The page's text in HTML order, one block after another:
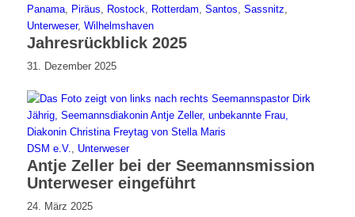
Panama, Piräus, Rostock, Rotterdam, Santos, Sassnitz,
Unterweser, Wilhelmshaven
Jahresrückblick 2025
31. Dezember 2025
DSM e.V., Unterweser
Antje Zeller bei der Seemannsmission
Unterweser eingeführt
24. März 2025